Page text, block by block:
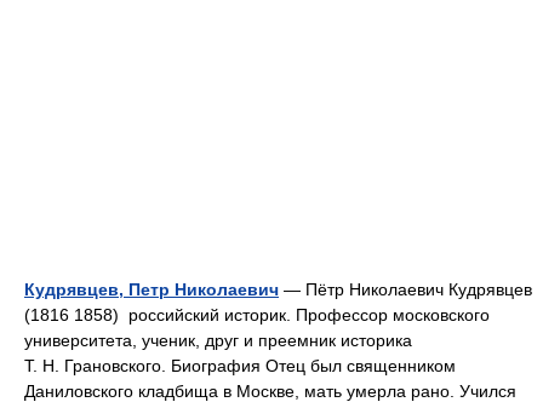
Кудрявцев, Петр Николаевич — Пётр Николаевич Кудрявцев
(1816 1858) российский историк. Профессор московского
университета, ученик, друг и преемник историка
Т. Н. Грановского. Биография Отец был священником
Даниловского кладбища в Москве, мать умерла рано. Учился